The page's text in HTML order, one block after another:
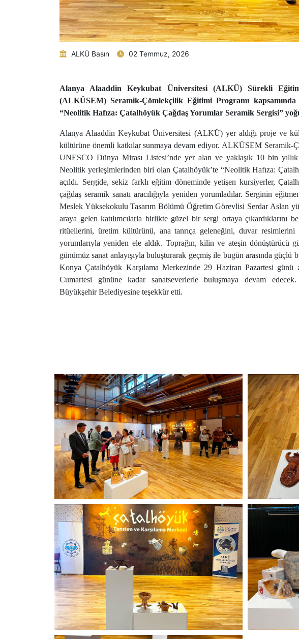
ALKÜ Basın 02 Temmuz, 2026
Alanya Alaaddin Keykubat Üniversitesi (ALKÜ) Sürekli
(ALKÜSEM) Seramik-Çömlekçilik Eğitimi Programı
“Neolitik Hafıza: Çatalhöyük Çağdaş Yorumlar Seramik Sergisi”
Alanya Alaaddin Keykubat Üniversitesi (ALKÜ) yer aldığı proje ve
kültürüne önemli katkılar sunmaya devam ediyor. ALKÜSEM Seramik-
UNESCO Dünya Mirası Listesi’nde yer alan ve yaklaşık 10 bin
Neolitik yerleşimlerinden biri olan Çatalhöyük’te “Neolitik Hafıza:
açıldı. Sergide, sekiz farklı eğitim döneminde yetişen kursiyerler,
çağdaş seramik sanatı aracılığıyla yeniden yorumladılar. Serginin
Meslek Yüksekokulu Tasarım Bölümü Öğretim Görevlisi Serdar Aslan
araya gelen katılımcılarla birlikte güzel bir sergi ortaya çıkardıklarını
ritüellerini, üretim kültürünü, ana tanrıça geleneğini, duvar
yorumlarıyla yeniden ele aldık. Toprağın, kilin ve ateşin dönüştürücü
günümüz sanat anlayışıyla buluşturarak geçmiş ile bugün arasında güçlü
Konya Çatalhöyük Karşılama Merkezinde 29 Haziran Pazartesi günü
Cumartesi gününe kadar sanatseverlerle buluşmaya devam
Büyükşehir Belediyesine teşekkür etti.